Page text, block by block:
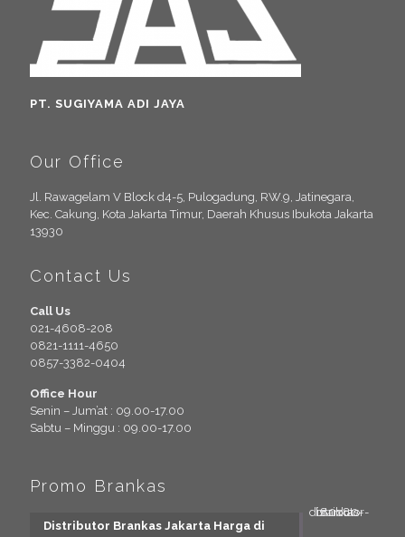
PT. SUGIYAMA ADI JAYA
Our Office
Jl. Rawagelam V Block d4-5, Pulogadung, RW.9, Jatinegara,
Kec. Cakung, Kota Jakarta Timur, Daerah Khusus Ibukota Jakarta
13930
Contact Us
Call Us
021-4608-208
0821-1111-4650
0857-3382-0404
Office Hour
Senin – Jum’at : 09.00-17.00
Sabtu – Minggu : 09.00-17.00
Promo Brankas
Distributor Brankas Jakarta Harga di